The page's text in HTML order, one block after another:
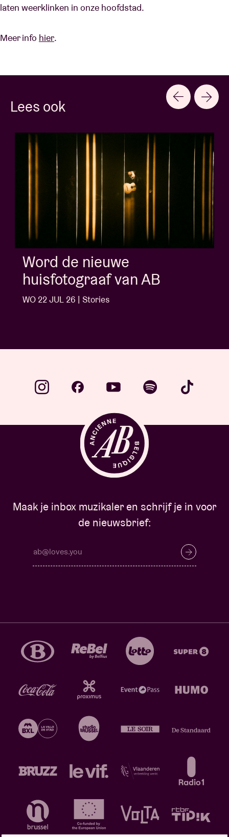
laten weerklinken in onze hoofdstad.
Meer info hier.
Lees ook
Word de nieuwe
huisfotograaf van AB
WO 22 JUL 26 | Stories
Maak je inbox muzikaler en schrijf je in voor
de nieuwsbrief: